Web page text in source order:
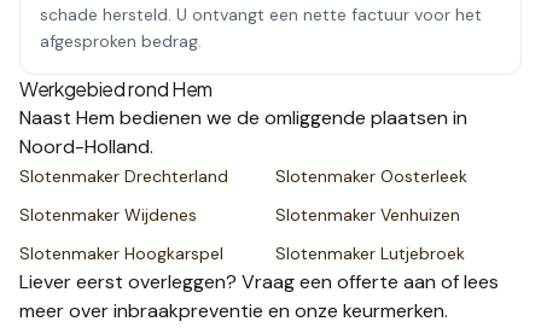
schade hersteld. U ontvangt een nette factuur voor het
afgesproken bedrag.
Werkgebied rondHem
Naast Hem bedienen we de omliggende plaatsen in
Noord-Holland.
Slotenmaker Drechterland Slotenmaker Oosterleek
Slotenmaker Wijdenes Slotenmaker Venhuizen
Slotenmaker Hoogkarspel Slotenmaker Lutjebroek
Liever eerst overleggen? Vraag een offerte aan of lees
meer overinbraakpreventie en onze keurmerken.